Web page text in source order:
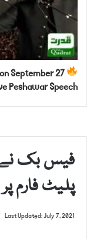
September 27
Peshawar Speech